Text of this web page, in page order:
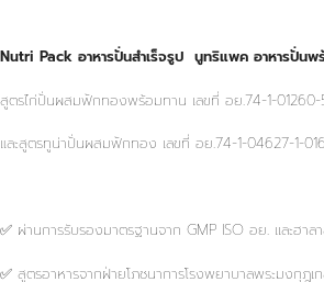
Nutri Pack อาหารปั่นสำเร็จรูป นูทริแพค อาหารปั่นพ
สูตรไก่ปั่นผสมฟักทองพร้อมทาน เลขที่ อย.74-1-01260-
และสูตรทูน่าปั่นผสมฟักทอง เลขที่ อย.74-1-04627-1-
✅️ ผ่านการรับรองมาตรฐานจาก GMP ISO อย. เเละฮาล
✅️ สูตรอาหารจากฝ่ายโภชนาการโรงพยาบาลพระมงกุฎเ